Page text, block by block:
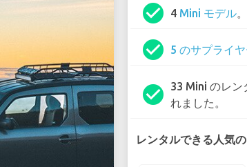
check_circle 4 Mini モデル。
check_circle 5 のサプライ
check_circle
33 Mini のレン
れました。
レンタルできる人気